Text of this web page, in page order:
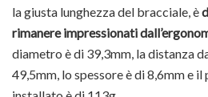
la giusta lunghezza del bracciale, è
rimanere impressionati
diametro è di 39,3mm, la distanza
49,5mm, lo spessore è di 8,6mm e